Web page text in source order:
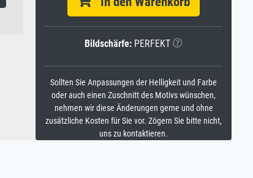
Bildschärfe: PERFEKT
Sollten Sie Anpassungen der Helligkeit und Farbe
oder auch einen Zuschnitt des Motivs wünschen,
nehmen wir diese Änderungen gerne und ohne
zusätzliche Kosten für Sie vor. Zögern Sie bitte nicht,
uns zu kontaktieren.